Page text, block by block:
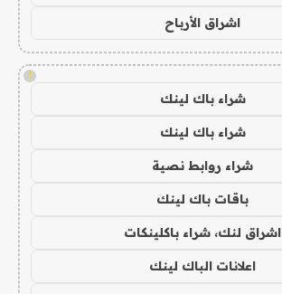
اشراق الأرباح
!
شراء باك لينك
شراء باك لينك
شراء روابط نصية
باقات باك لينك
اشراق لنك، شراء باكلينكات
اعلانات الباك لينك